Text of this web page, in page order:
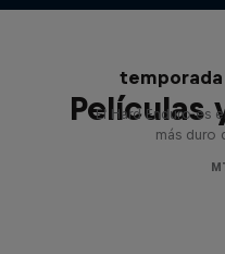
Películas
El Hard Enduro es
más duro